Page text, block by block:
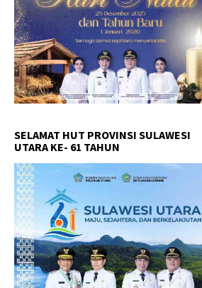
SELAMAT HUT PROVINSI SULAWESI
UTARA KE- 61 TAHUN